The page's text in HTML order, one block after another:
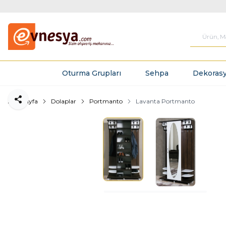
Oturma Grupları Sehpa
Ana Sayfa Dolaplar Portmanto Lavanta Portmanto
Paylaş